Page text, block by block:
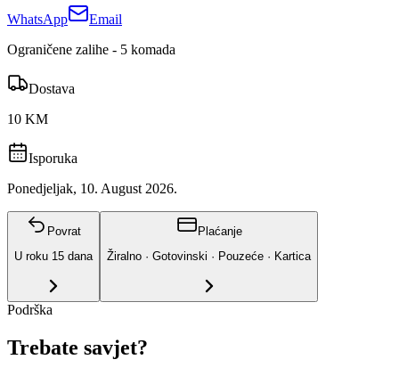
WhatsApp
Email
Ograničene zalihe - 5 komada
Dostava
10 KM
Isporuka
Ponedjeljak, 10. August 2026.
Povrat
U roku 15 dana
Plaćanje
Žiralno · Gotovinski · Pouzeće · Kartica
Podrška
Trebate savjet?